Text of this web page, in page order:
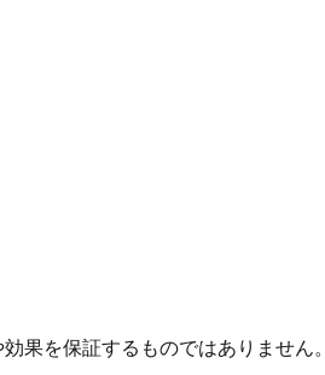
果を保証するものではありません。